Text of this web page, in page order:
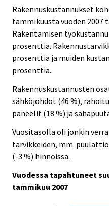
Rakennuskustannukset
tammikuusta vuoden 2007
Rakentamisen
prosenttia.
prosenttia ja muiden
prosenttia.
Rakennuskustannusten
sähköjohdot (46 %),
paneelit (18 %) ja
Vuositasolla oli jonkin
tarvikkeiden, mm.
(-3 %) hinnoissa.
Vuodessa tapahtuneet
tammikuu 2007